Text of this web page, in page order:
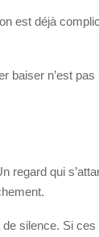
est déjà
baiser n’est pas
regard qui
silence. Si